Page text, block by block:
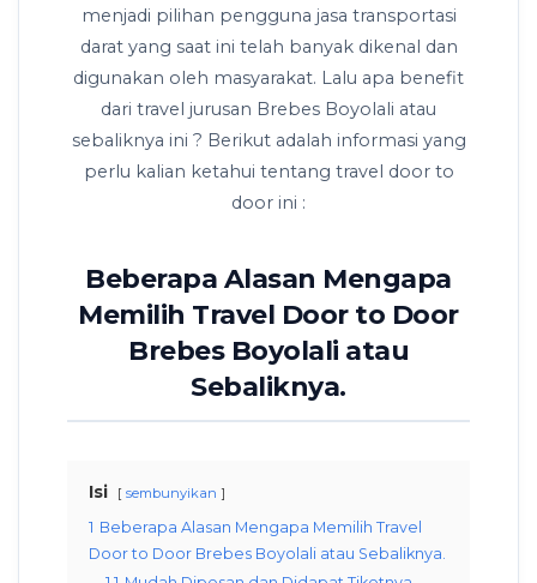
menjadi pilihan pengguna jasa transportasi
darat yang saat ini telah banyak dikenal dan
digunakan oleh masyarakat. Lalu apa benefit
dari travel jurusan Brebes Boyolali atau
sebaliknya ini ? Berikut adalah informasi yang
perlu kalian ketahui tentang travel door to
door ini :
Beberapa Alasan Mengapa
Memilih Travel Door to Door
Brebes Boyolali atau
Sebaliknya.
Isi sembunyikan
1 Beberapa Alasan Mengapa Memilih Travel
Door to Door Brebes Boyolali atau Sebaliknya.